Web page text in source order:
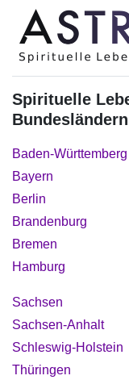
Spirituelle
Bundesländern
Baden-Württemberg
Bayern
Berlin
Brandenburg
Bremen
Hamburg
Sachsen
Sachsen-Anhalt
Schleswig-Holstein
Thüringen